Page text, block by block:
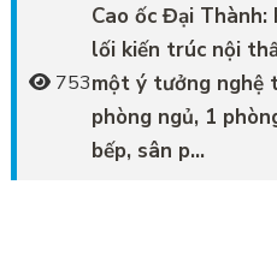
753
Cao ốc Đại
lối kiến trúc nội
một ý tưởng nghệ
phòng ngủ, 1
bếp, sân p...